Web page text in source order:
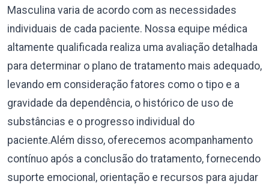
Masculina varia de acordo com as necessidades
individuais de cada paciente. Nossa equipe médica
altamente qualificada realiza uma avaliação detalhada
para determinar o plano de tratamento mais adequado,
levando em consideração fatores como o tipo e a
gravidade da dependência, o histórico de uso de
substâncias e o progresso individual do
paciente.Além disso, oferecemos acompanhamento
contínuo após a conclusão do tratamento, fornecendo
suporte emocional, orientação e recursos para ajudar